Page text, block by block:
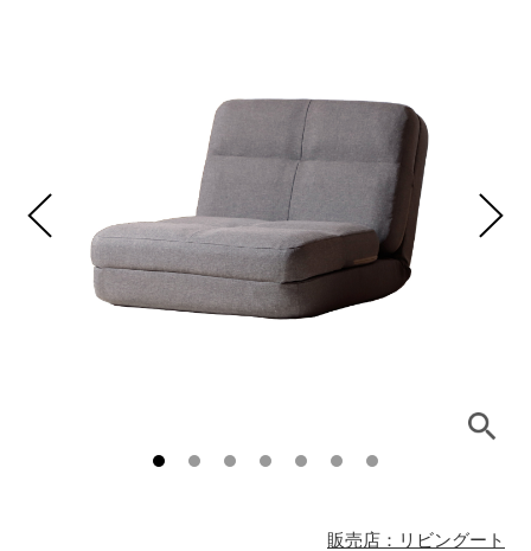
販売店：リビングート